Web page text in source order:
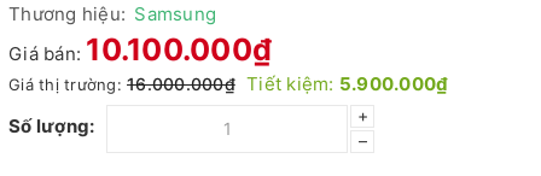
Thương hiệu: Samsung
Giá bán: 10.100.000₫
Giá thị trường: 16.000.000₫ Tiết kiệm: 5.900.000₫
Số lượng:
+
–